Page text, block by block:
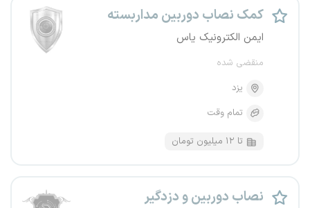
کمک نصاب دوربین مداربسته
ایمن الکترونیک یاس
منقضی شده
یزد
تمام وقت
تا ۱۲ میلیون تومان
نصاب دوربین و دزدگیر